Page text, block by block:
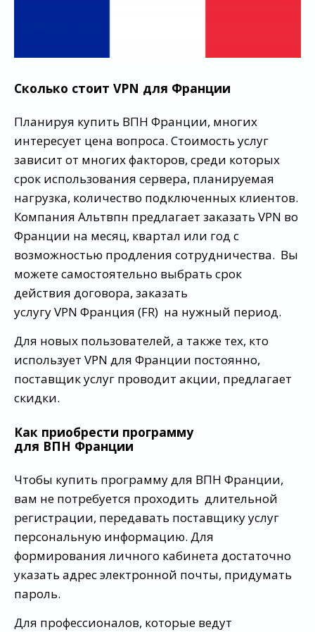
Сколько стоит VPN для Франции
Планируя купить ВПН Франции, многих
интересует цена вопроса. Стоимость услуг
зависит от многих факторов, среди которых
срок использования сервера, планируемая
нагрузка, количество подключенных клиентов.
Компания Альтвпн предлагает заказать VPN во
Франции на месяц, квартал или год с
возможностью продления сотрудничества. Вы
можете самостоятельно выбрать срок
действия договора, заказать
услугу VPN Франция (FR) на нужный период.
Для новых пользователей, а также тех, кто
использует VPN для Франции постоянно,
поставщик услуг проводит акции, предлагает
скидки.
Как приобрести программу
для ВПН Франции
Чтобы купить программу для ВПН Франции,
вам не потребуется проходить длительной
регистрации, передавать поставщику услуг
персональную информацию. Для
формирования личного кабинета достаточно
указать адрес электронной почты, придумать
пароль.
Для профессионалов, которые ведут